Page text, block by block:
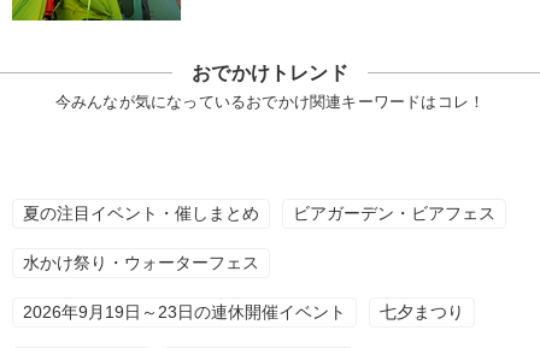
おでかけトレンド
今みんなが気になっているおでかけ関連キーワードはコレ！
夏の注目イベント・催しまとめ ビアガーデン・ビアフェス
水かけ祭り・ウォーターフェス
2026年9月19日～23日の連休開催イベント 七夕まつり